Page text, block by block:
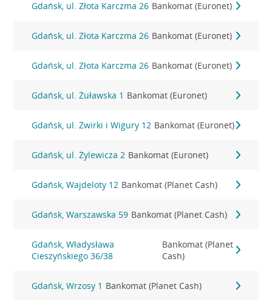
Gdańsk, ul. Złota Karczma 26 Bankomat (Euronet)
Gdańsk, ul. Złota Karczma 26 Bankomat (Euronet)
Gdańsk, ul. Złota Karczma 26 Bankomat (Euronet)
Gdańsk, ul. Żuławska 1 Bankomat (Euronet)
Gdańsk, ul. Żwirki i Wigury 12 Bankomat (Euronet)
Gdańsk, ul. Żylewicza 2 Bankomat (Euronet)
Gdańsk, Wajdeloty 12 Bankomat (Planet Cash)
Gdańsk, Warszawska 59 Bankomat (Planet Cash)
Gdańsk, Władysława
Cieszyńskiego 36/38
Bankomat (Planet
Cash)
Gdańsk, Wrzosy 1 Bankomat (Planet Cash)